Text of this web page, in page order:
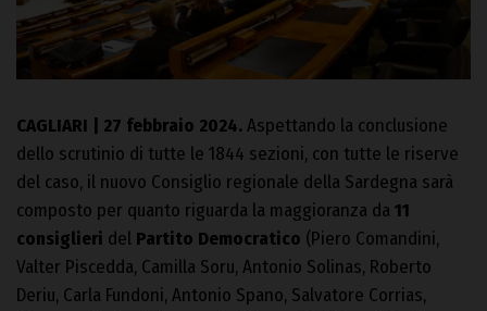
CAGLIARI | 27 febbraio 2024.Aspettando la conclusione
dello scrutinio di tutte le 1844 sezioni, con tutte le riserve
del caso, il nuovo Consiglio regionale della Sardegna sarà
composto per quanto riguarda la maggioranza da 11
consiglieri del Partito Democratico (Piero Comandini,
Valter Piscedda, Camilla Soru, Antonio Solinas, Roberto
Deriu, Carla Fundoni, Antonio Spano, Salvatore Corrias,